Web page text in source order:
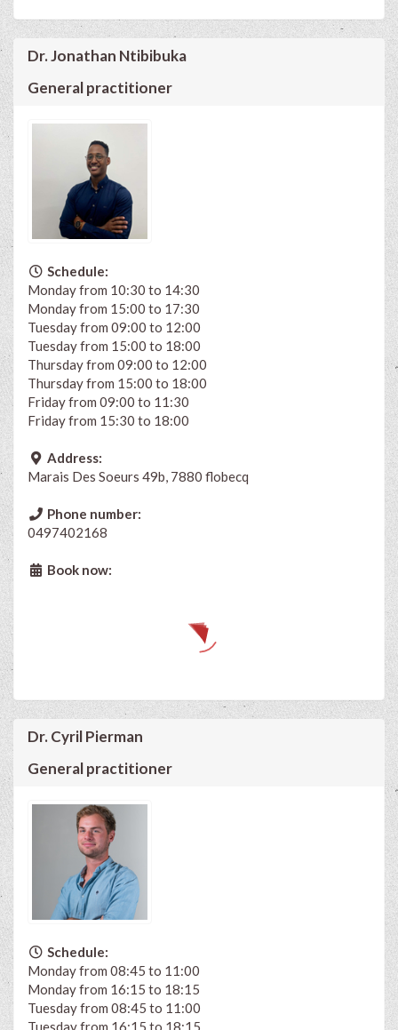
Dr. Jonathan Ntibibuka
General practitioner
Schedule:
Monday from 10:30 to 14:30
Monday from 15:00 to 17:30
Tuesday from 09:00 to 12:00
Tuesday from 15:00 to 18:00
Thursday from 09:00 to 12:00
Thursday from 15:00 to 18:00
Friday from 09:00 to 11:30
Friday from 15:30 to 18:00
Address:
Marais Des Soeurs 49b, 7880 flobecq
Phone number:
0497402168
Book now:
Dr. Cyril Pierman
General practitioner
Schedule:
Monday from 08:45 to 11:00
Monday from 16:15 to 18:15
Tuesday from 08:45 to 11:00
Tuesday from 16:15 to 18:15